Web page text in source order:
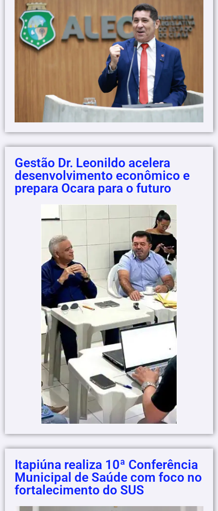
Gestão Dr. Leonildo acelera
desenvolvimento econômico e
prepara Ocara para o futuro
Itapiúna realiza 10ª Conferência
Municipal de Saúde com foco no
fortalecimento do SUS